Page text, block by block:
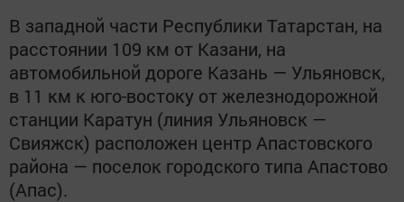
В западной части Республики Татарстан, на
расстоянии 109 км от Казани, на
автомобильной дороге Казань — Ульяновск,
в 11 км к юго-востоку от железнодорожной
станции Каратун (линия Ульяновск —
Свияжск) расположен центр Апастовского
района — поселок городского типа Апастово
(Апас).